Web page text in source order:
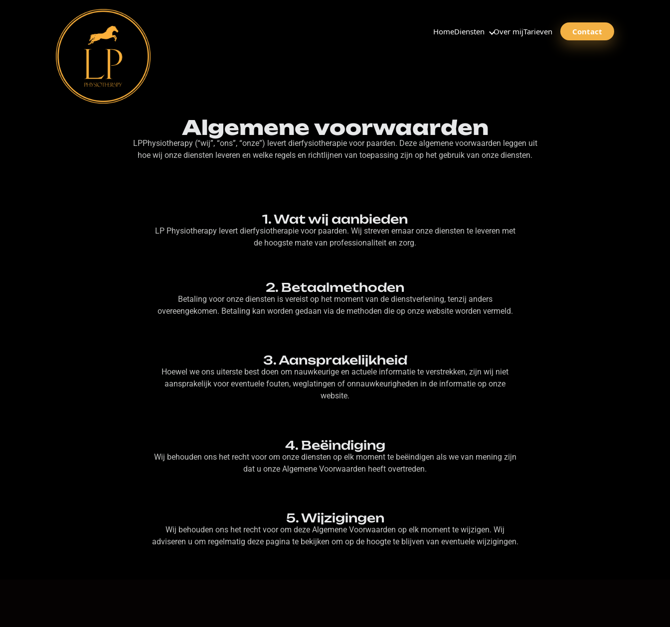
HomeDiensten Over mijTarieven Contact
Algemene voorwaarden
LPPhysiotherapy (“wij”, “ons”, “onze”) levert dierfysiotherapie voor paarden. Deze algemene voorwaarden leggen uit
hoe wij onze diensten leveren en welke regels en richtlijnen van toepassing zijn op het gebruik van onze diensten.
1. Wat wij aanbieden
LP Physiotherapy levert dierfysiotherapie voor paarden. Wij streven ernaar onze diensten te leveren met
de hoogste mate van professionaliteit en zorg.
2. Betaalmethoden
Betaling voor onze diensten is vereist op het moment van de dienstverlening, tenzij anders
overeengekomen. Betaling kan worden gedaan via de methoden die op onze website worden vermeld.
3. Aansprakelijkheid
Hoewel we ons uiterste best doen om nauwkeurige en actuele informatie te verstrekken, zijn wij niet
aansprakelijk voor eventuele fouten, weglatingen of onnauwkeurigheden in de informatie op onze
website.
4. Beëindiging
Wij behouden ons het recht voor om onze diensten op elk moment te beëindigen als we van mening zijn
dat u onze Algemene Voorwaarden heeft overtreden.
5. Wijzigingen
Wij behouden ons het recht voor om deze Algemene Voorwaarden op elk moment te wijzigen. Wij
adviseren u om regelmatig deze pagina te bekijken om op de hoogte te blijven van eventuele wijzigingen.